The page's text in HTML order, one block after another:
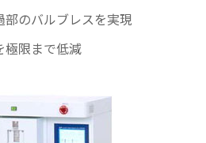
のバルブレスを実現
極限まで低減